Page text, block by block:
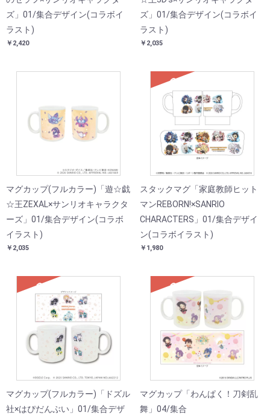
ズ」01/集合デザイン(コラボイ
ラスト)
￥2,420
ズ」01/集合デザイン(コラボイ
ラスト)
￥2,035
マグカップ(フルカラー)「遊☆戯
☆王ZEXAL×サンリオキャラクタ
ーズ」01/集合デザイン(コラボ
イラスト)
￥2,035
SOLD
スタックマグ「家庭教師ヒット
マンREBORN!×SANRIO
CHARACTERS」01/集合デザイ
ン(コラボイラスト)
￥1,980
SOLD
マグカップ(フルカラー)「ドズル
社×はぴだんぶい」01/集合デザ
SOLD
マグカップ「わんぱく！刀剣乱
舞」04/集合